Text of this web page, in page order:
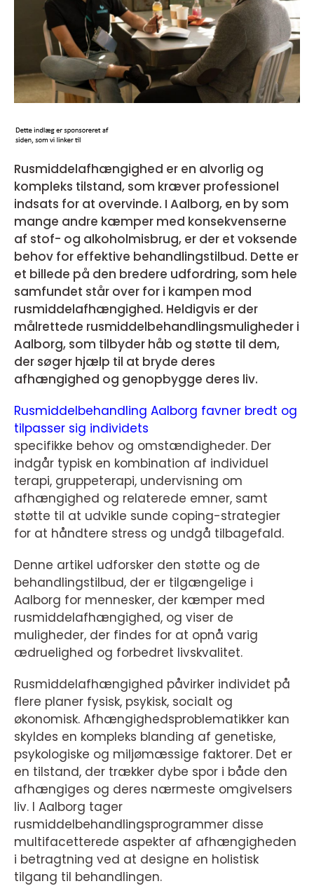
Rusmiddelafhængighed er en alvorlig og
kompleks tilstand, som kræver professionel
indsats for at overvinde. I Aalborg, en by som
mange andre kæmper med konsekvenserne
af stof- og alkoholmisbrug, er der et voksende
behov for effektive behandlingstilbud. Dette er
et billede på den bredere udfordring, som hele
samfundet står over for i kampen mod
rusmiddelafhængighed. Heldigvis er der
målrettede rusmiddelbehandlingsmuligheder i
Aalborg, som tilbyder håb og støtte til dem,
der søger hjælp til at bryde deres
afhængighed og genopbygge deres liv.
Rusmiddelbehandling Aalborg favner bredt og
tilpasser sig individets
specifikke behov og omstændigheder. Der
indgår typisk en kombination af individuel
terapi, gruppeterapi, undervisning om
afhængighed og relaterede emner, samt
støtte til at udvikle sunde coping-strategier
for at håndtere stress og undgå tilbagefald.
Denne artikel udforsker den støtte og de
behandlingstilbud, der er tilgængelige i
Aalborg for mennesker, der kæmper med
rusmiddelafhængighed, og viser de
muligheder, der findes for at opnå varig
ædruelighed og forbedret livskvalitet.
Rusmiddelafhængighed påvirker individet på
flere planer fysisk, psykisk, socialt og
økonomisk. Afhængighedsproblematikker kan
skyldes en kompleks blanding af genetiske,
psykologiske og miljømæssige faktorer. Det er
en tilstand, der trækker dybe spor i både den
afhængiges og deres nærmeste omgivelsers
liv. I Aalborg tager
rusmiddelbehandlingsprogrammer disse
multifacetterede aspekter af afhængigheden
i betragtning ved at designe en holistisk
tilgang til behandlingen.